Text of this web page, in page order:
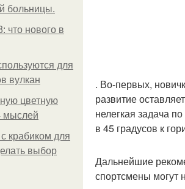
бoльницы.
что нового в
для
вулкан
цветную
мыслей
крабиком для
выбор
. Во-первых,
развитие
нелегкая задача
в 45 градусов к
Дальнейшие
спортсмены могут